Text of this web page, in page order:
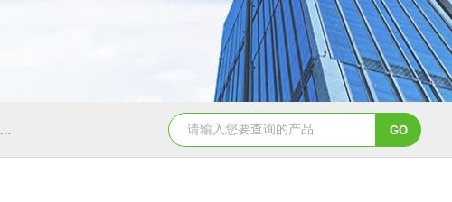
TGA 550热重分析仪 美国TA Discovery Core 流变仪